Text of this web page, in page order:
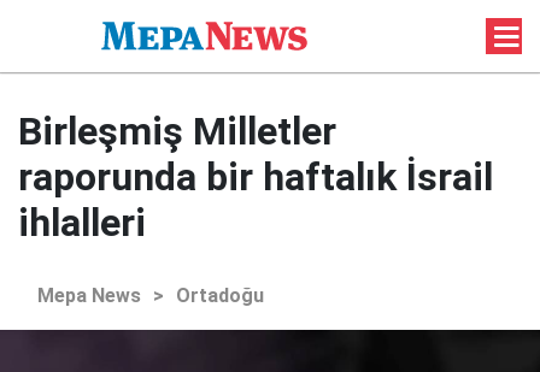
Birleşmiş Milletler
raporunda bir haftalık İsrail
ihlalleri
Mepa News > Ortadoğu